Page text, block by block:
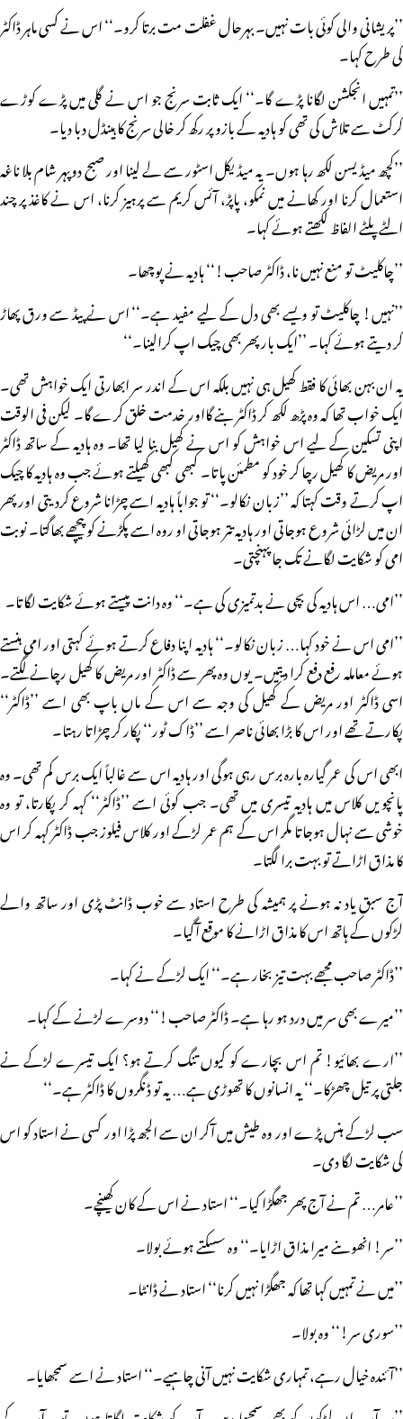
’’پریشانی والی کوئی بات نہیں۔ بہرحال غفلت مت برتا کرو۔‘‘ اس نے کسی ماہر ڈاکٹر
کی طرح کہا۔
’’تمہیں انجکشن لگانا پڑے گا۔‘‘ ایک ثابت سرنج جو اس نے گلی میں پڑے کوڑے
کرکٹ سے تلاش کی تھی کو ہادیہ کے بازو پر رکھ کر خالی سرنج کا ہینڈل دبا دیا۔
’’کچھ میڈیسن لکھ رہا ہوں۔ یہ میڈیکل اسٹور سے لے لینا اور صبح دوپہر شام بلا ناغہ
استعمال کرنا اور کھانے میں نمکو، پاپڑ، آئس کریم سے پرہیز کرنا، اس نے کاغذ پر چند
الٹے پلٹے الفاظ لکھتے ہوئے کہا۔
’’چاکلیٹ تو منع نہیں نا، ڈاکٹر صاحب!‘‘ ہادیہ نے پوچھا۔
’’نہیں! چاکلیٹ تو ویسے بھی دل کے لیے مفید ہے۔‘‘ اس نے پیڈ سے ورق پھاڑ
کر دیتے ہوئے کہا۔ ’’ایک بار پھر بھی چیک اپ کرالینا۔‘‘
یہ ان بہن بھائی کا فقط کھیل ہی نہیں بلکہ اس کے اندر سر ابھارتی ایک خواہش تھی۔
ایک خواب تھا کہ وہ پڑھ لکھ کر ڈاکٹر بنے گااور خدمت خلق کرے گا۔ لیکن فی الوقت
اپنی تسکین کے لیے اس خواہش کو اس نے کھیل بنا لیا تھا۔ وہ ہادیہ کے ساتھ ڈاکٹر
اور مریض کا کھیل رچا کر خود کو مطمئن پاتا۔ کبھی کبھی کھیلتے ہوئے جب وہ ہادیہ کا چیک
اپ کرتے وقت کہتا کہ ’’زبان نکالو۔‘‘ تو جواباً ہادیہ اسے چڑانا شروع کردیتی اور پھر
ان میں لڑائی شروع ہوجاتی اور ہادیہ تتر ہوجاتی او روہ اسے پکڑنے کو پیچھے بھاگتا۔ نوبت
امی کو شکایت لگانے تک جا پہنچتی۔
’’امی… اس ہادیہ کی بچی نے بدتمیزی کی ہے۔‘‘ وہ دانت پیستے ہوئے شکایت لگاتا۔
’’امی اس نے خود کہا… زبان نکالو۔‘‘ ہادیہ اپنا دفاع کرتے ہوئے کہتی اور امی ہنستے
ہوئے معاملہ رفع دفع کرا دیتیں۔ یوں وہ پھر سے ڈاکٹر اور مریض کا کھیل رچانے لگتے۔
اسی ڈاکٹر اور مریض کے کھیل کی وجہ سے اس کے ماں باپ بھی اسے ’’ڈاکٹر‘‘
پکارتے تھے اور اس کا بڑا بھائی ناصر اسے ’’ڈاک ٹور‘‘ پکار کر چڑاتا رہتا۔
ابھی اس کی عمر گیارہ بارہ برس رہی ہوگی اور ہادیہ اس سے غالباً ایک برس کم تھی۔ وہ
پانچویں کلاس میں ہادیہ تیسری میں تھی۔ جب کوئی اسے ’’ڈاکٹر‘‘ کہہ کر پکارتا، تو وہ
خوشی سے نہال ہوجاتا مگر اس کے ہم عمر لڑکے اور کلاس فیلوز جب ڈاکٹر کہہ کر اس
کا مذاق اڑاتے تو بہت برا لگتا۔
آج سبق یاد نہ ہونے پر ہمیشہ کی طرح استاد سے خوب ڈانٹ پڑی اور ساتھ والے
لڑکوں کے ہاتھ اس کا مذاق اڑانے کا موقع آگیا۔
’’ڈاکٹر صاحب مجھے بہت تیز بخار ہے۔‘‘ ایک لڑکے نے کہا۔
’’میرے بھی سر میں درد ہو رہا ہے۔ ڈاکٹر صاحب!‘‘ دوسرے لڑنے کے کہا۔
’’ارے بھائیو! تم اس بچارے کو کیوں تنگ کرتے ہو؟ ایک تیسرے لڑکے نے
جلتی پر تیل چھڑکا۔‘‘ یہ انسانوں کا تھوڑی ہے… یہ تو ڈنگروں کا ڈاکٹر ہے۔‘‘
سب لڑکے ہنس پڑے اور وہ طیش میں آکر ان سے الجھ پڑا اور کسی نے استاد کو اس
کی شکایت لگا دی۔
’’عامر… تم نے آج پھر جھگڑا کیا۔‘‘ استاد نے اس کے کان کھینچے۔
’’سر! انھوںنے میرا مذاق اڑایا۔‘‘ وہ سسکتے ہوئے بولا۔
’’میں نے تمہیں کہا تھا کہ جھگڑا نہیں کرنا‘‘ استاد نے ڈانٹا۔
’’سوری سر!‘‘ وہ بولا۔
’’آئندہ خیال رہے، تمہاری شکایت نہیں آنی چاہیے۔‘‘ استاد نے اسے سمجھایا۔